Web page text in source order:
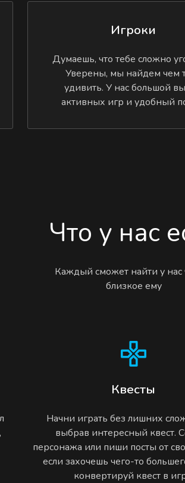
Игроки
Думаешь, что тебе сложно
Уверены, мы найдем чем
удивить. У нас большой
активных игр и удобный
Что у нас
Каждый сможет найти у нас
близкое ему
Квесты
Начни играть без лишних
выбрав интересный квест.
персонажа или пиши посты от
если захочешь чего-то
конвертируй квест в